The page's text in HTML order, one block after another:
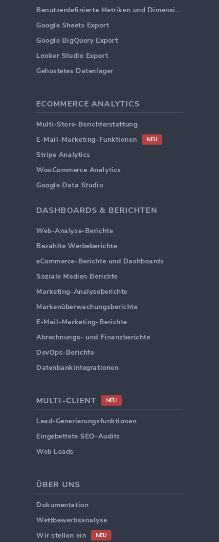
Benutzerdefinierte Metriken und Dimensionen
Google Sheets Export
Google BigQuery Export
Looker Studio Export
Gehostetes Datenlager
ECOMMERCE ANALYTICS
Multi-Store-Berichterstattung
E-Mail-Marketing-Funktionen
NEU
Stripe Analytics
WooCommerce Analytics
Google Data Studio
DASHBOARDS & BERICHTEN
Web-Analyse-Berichte
Bezahlte Werbeberichte
eCommerce-Berichte und Dashboards
Soziale Medien Berichte
Marketing-Analyseberichte
Markenüberwachungsberichte
E-Mail-Marketing-Berichte
Abrechnungs- und Finanzberichte
DevOps-Berichte
Datenbankintegrationen
MULTI-CLIENT NEU
Lead-Generierungsfunktionen
Eingebettete SEO-Audits
Web Leads
ÜBER UNS
Dokumentation
Wettbewerbsanalyse
Wir stellen ein
NEU